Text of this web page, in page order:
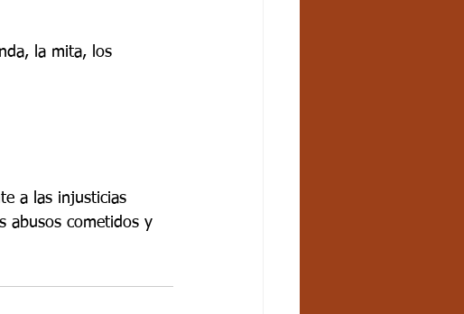
la mita, los
a las injusticias
abusos cometidos y